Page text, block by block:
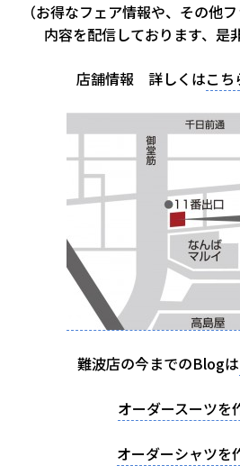
（お得なフェア情報や、その他
内容を配信しております、是
店舗情報 詳しくはこち
難波店の今までのBlogは
オーダースーツを
オーダーシャツを